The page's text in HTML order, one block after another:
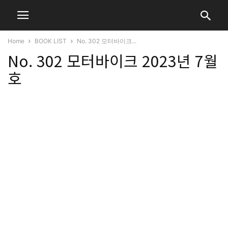
Home BOOK LIST No. 302 모터바이크...
No. 302 모터바이크 2023년 7월
호